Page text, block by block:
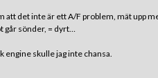
att det inte är ett A/F problem, mät upp
går sönder, = dyrt…
skulle jag inte chansa.